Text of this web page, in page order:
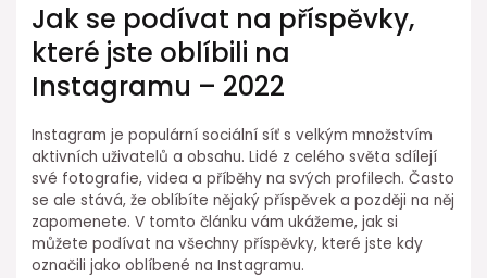
Jak se podívat na příspěvky,
které jste oblíbili na
Instagramu – 2022
Instagram je populární sociální síť s velkým množstvím
aktivních uživatelů a obsahu. Lidé z celého světa sdílejí
své fotografie, videa a příběhy na svých profilech. Často
se ale stává, že oblíbíte nějaký příspěvek a později na něj
zapomenete. V tomto článku vám ukážeme, jak si
můžete podívat na všechny příspěvky, které jste kdy
označili jako oblíbené na Instagramu.